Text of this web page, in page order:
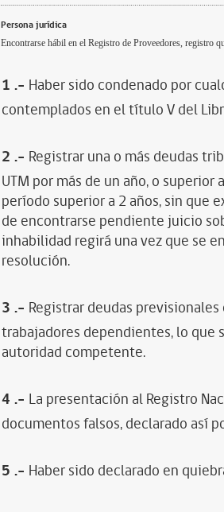
Persona jurídica
Encontrarse hábil en el Registro de Proveedores, registro
1 .- Haber sido condenado por
contemplados en el título V del
2 .- Registrar una o más deudas
UTM por más de un año, o
período superior a 2 años, sin que
de encontrarse pendiente juicio
inhabilidad regirá una vez que se
resolución.
3 .- Registrar deudas
trabajadores dependientes, lo
autoridad competente.
4 .- La presentación al Registro
documentos falsos, declarado así
5 .- Haber sido declarado en